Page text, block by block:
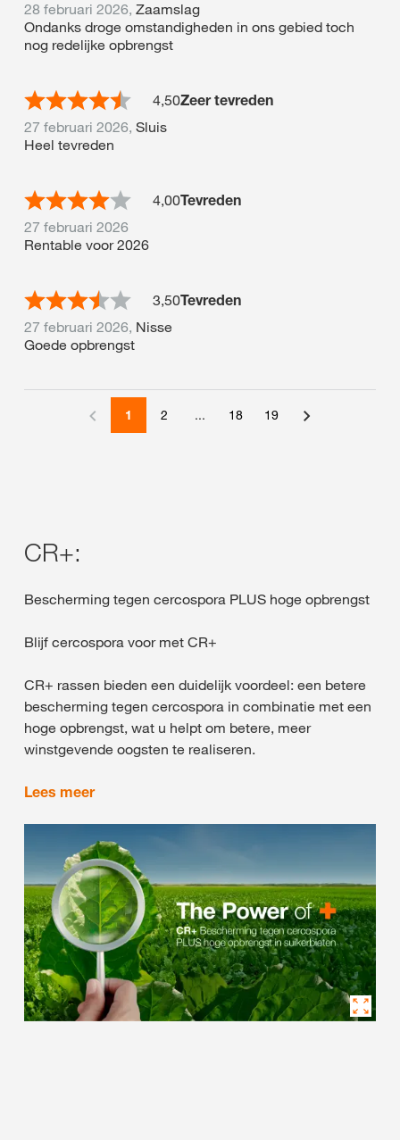
28 februari 2026, Zaamslag
Ondanks droge omstandigheden in ons gebied toch
nog redelijke opbrengst
4,50Zeer tevreden
27 februari 2026, Sluis
Heel tevreden
4,00Tevreden
27 februari 2026
Rentable voor 2026
3,50Tevreden
27 februari 2026, Nisse
Goede opbrengst
1 2 ... 18 19
CR+:
Bescherming tegen cercospora PLUS hoge opbrengst
Blijf cercospora voor met CR+
CR+ rassen bieden een duidelijk voordeel: een betere
bescherming tegen cercospora in combinatie met een
hoge opbrengst, wat u helpt om betere, meer
winstgevende oogsten te realiseren.
Lees meer